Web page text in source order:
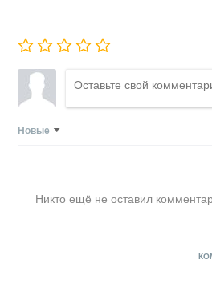
Новые
Никто ещё не оставил